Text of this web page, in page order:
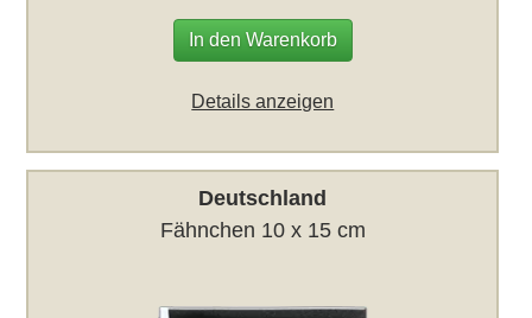
In den Warenkorb
Details anzeigen
Deutschland
Fähnchen 10 x 15 cm